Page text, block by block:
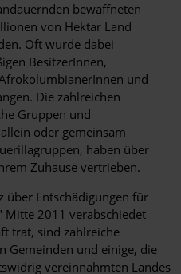
bewaffneten
von Hektar Land
Oft wurde dabei
BesitzerInnen,
und
Die zahlreichen
Gruppen und
oder gemeinsam
haben über
Zuhause vertrieben.
über Entschädigungen für
Mitte 2011 verabschiedet
trat, sind zahlreiche
Gemeinden und einige, die
vereinnahmten Landes